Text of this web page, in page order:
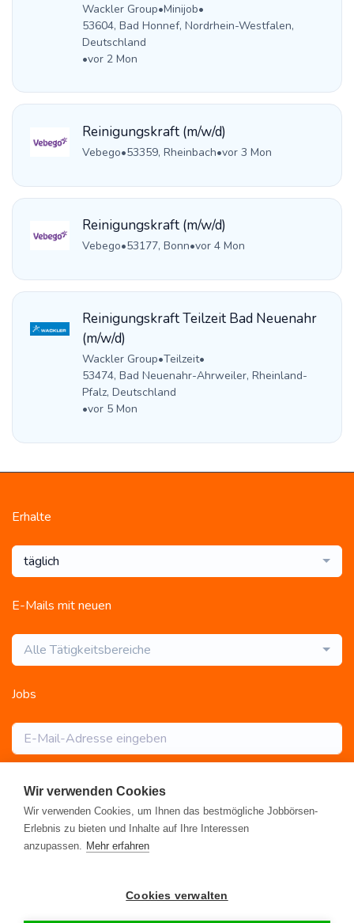
Wackler Group•Minijob•
53604, Bad Honnef, Nordrhein-Westfalen,
Deutschland
•vor 2 Mon
Reinigungskraft (m/w/d)
Vebego•53359, Rheinbach•vor 3 Mon
Reinigungskraft (m/w/d)
Vebego•53177, Bonn•vor 4 Mon
Reinigungskraft Teilzeit Bad Neuenahr
(m/w/d)
Wackler Group•Teilzeit•
53474, Bad Neuenahr-Ahrweiler, Rheinland-
Pfalz, Deutschland
•vor 5 Mon
Erhalte
täglich
E-Mails mit neuen
Alle Tätigkeitsbereiche
Jobs
Abonnieren
Alle Jobs Blog Rahmen- und Lohntarifvertrag
Datenschutz•FAQ•Impressum
Wir verwenden Cookies
Wir verwenden Cookies, um Ihnen das bestmögliche Jobbörsen-
Erlebnis zu bieten und Inhalte auf Ihre Interessen
anzupassen. Mehr erfahren
Cookies verwalten